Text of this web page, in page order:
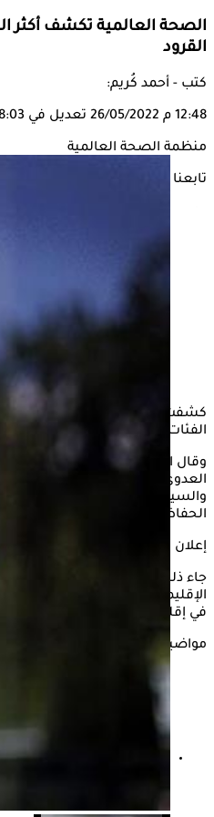
الصحة العالمية تكشف أكثر
القرود
كتب - أحمد كُريم:
12:48 م 26/05/2022 تعديل في 08:03 م
منظمة الصحة العالمية
تابعنا على
كشفت منظمة الصحة العالمية،
الفئات عرضة للإصابة بجدري القرود.
وقال الدكتور عبد الناصر أبو بكر،
العدوى والتأهب لها بمنظمة الصحة
والسيدات الحوامل أكثر عرضة
الحفاظ عليهم بعيدًا عن العدوى.
إعلان
جاء ذلك في كلمته خلال المؤتمر
الإقليمي للمنظمة للحديث عن وضع
في إقليم شرق المتوسط.
مواضيع ذات صلة
الصحة العالمية تعتمد مصر